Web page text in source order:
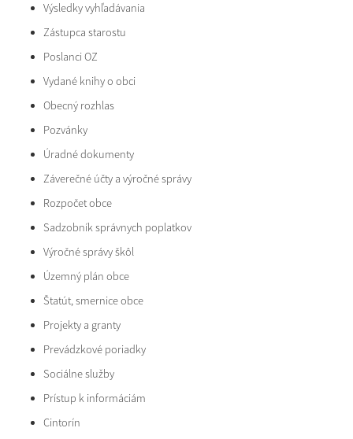
Výsledky vyhľadávania
Zástupca starostu
Poslanci OZ
Vydané knihy o obci
Obecný rozhlas
Pozvánky
Úradné dokumenty
Záverečné účty a výročné správy
Rozpočet obce
Sadzobník správnych poplatkov
Výročné správy škôl
Územný plán obce
Štatút, smernice obce
Projekty a granty
Prevádzkové poriadky
Sociálne služby
Prístup k informáciám
Cintorín